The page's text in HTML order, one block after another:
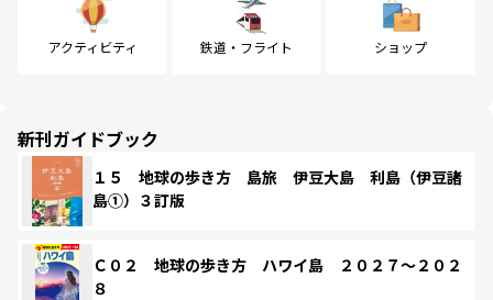
アクティビティ 鉄道・フライト ショップ
新刊ガイドブック
１５ 地球の歩き方 島旅 伊豆大島 利島（伊豆諸
島①）３訂版
Ｃ０２ 地球の歩き方 ハワイ島 ２０２７～２０２
８